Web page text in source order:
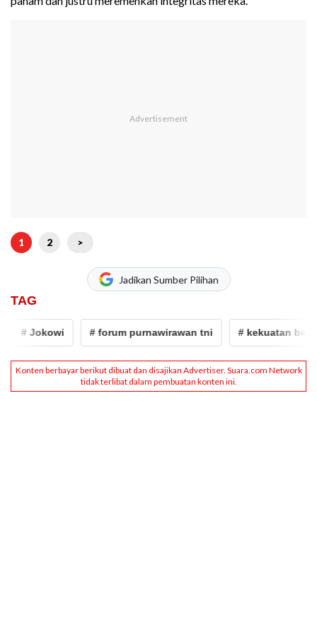
1 2 >
Jadikan Sumber Pilihan
TAG
# Jokowi # forum purnawirawan tni # kekuatan besar